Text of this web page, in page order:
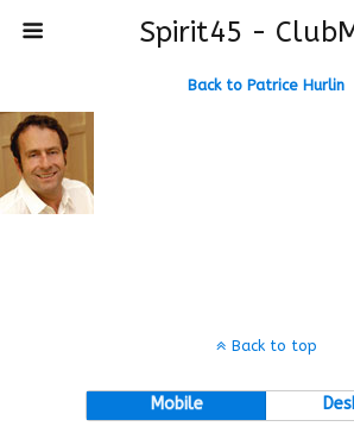
Spirit45 -
Back to Patrice Hurlin
Back to top
Mobile